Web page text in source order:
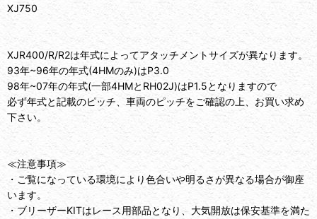
XJ750
XJR400/R/R2は年式によってアタッチメントサイズが異なります。
93年~96年の年式(4HMのみ)はP3.0
98年~07年の年式(一部4HMとRH02J)はP1.5となりますので
必ず年式と記載のピッチ、車両のピッチをご確認の上、お買い求め
下さい。
≪注意事項≫
・ご覧になっている環境により色合いや明るさが異なる場合が御座
います。
・ブリーザーKITはレース用部品となり、大気開放は保安基準を満た